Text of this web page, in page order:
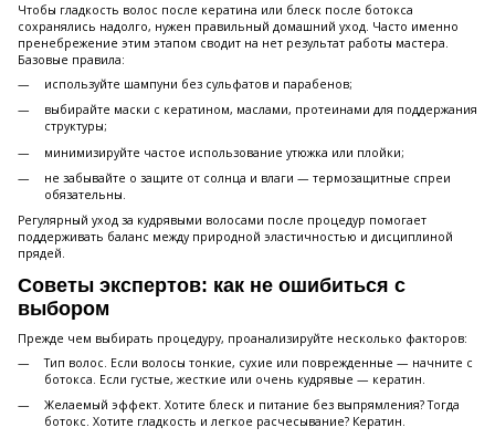
Чтобы гладкость волос после кератина или блеск после ботокса
сохранялись надолго, нужен правильный домашний уход. Часто именно
пренебрежение этим этапом сводит на нет результат работы мастера.
Базовые правила:
используйте шампуни без сульфатов и парабенов;
выбирайте маски с кератином, маслами, протеинами для поддержания
структуры;
минимизируйте частое использование утюжка или плойки;
не забывайте о защите от солнца и влаги — термозащитные спреи
обязательны.
Регулярный уход за кудрявыми волосами после процедур помогает
поддерживать баланс между природной эластичностью и дисциплиной
прядей.
Советы экспертов: как не ошибиться с
выбором
Прежде чем выбирать процедуру, проанализируйте несколько факторов:
Тип волос. Если волосы тонкие, сухие или поврежденные — начните с
ботокса. Если густые, жесткие или очень кудрявые — кератин.
Желаемый эффект. Хотите блеск и питание без выпрямления? Тогда
ботокс. Хотите гладкость и легкое расчесывание? Кератин.